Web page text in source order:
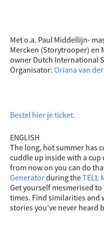
Met o.a. Paul Middellijn-
Mercken (Storytrooper) en
owner Dutch International
Organisator: Oriana van
Bestel hier je ticket.
ENGLISH
The long, hot summer has
cuddle up inside with a cup
from now on you can do
Generatorduring theTELL
Get yourself mesmerised
times. Find similarities and
stories you’ve never heard